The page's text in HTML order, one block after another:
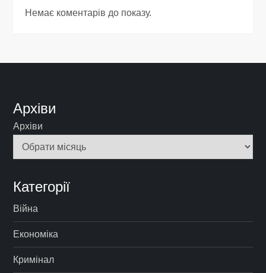
Немає коментарів до показу.
Архіви
Архіви
Категорії
Війна
Економіка
Кримінал